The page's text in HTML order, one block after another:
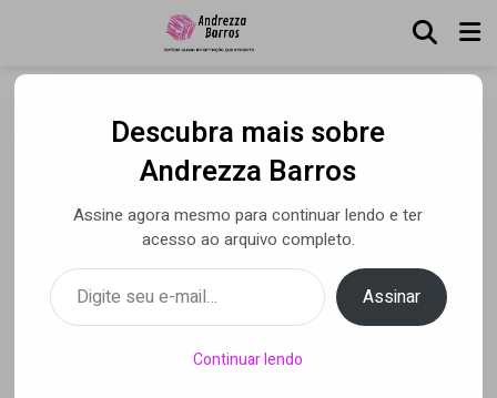
Envelhecimento saudável
ganha força entre
brasileiros e impulsiona
cuidados com a pele
Por Luca Moreira• 07 ago 2025
Descubra mais sobre
Andrezza Barros
Assine agora mesmo para continuar lendo e ter
acesso ao arquivo completo.
Digite seu e-mail…
Assinar
Continuar lendo